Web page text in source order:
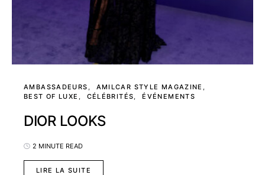
AMBASSADEURS
AMILCAR STYLE MAGAZINE
BEST OF LUXE
CÉLÉBRITÉS ÉVÉNEMENTS
DIOR LOOKS
2 MINUTE READ
LIRE LA SUITE